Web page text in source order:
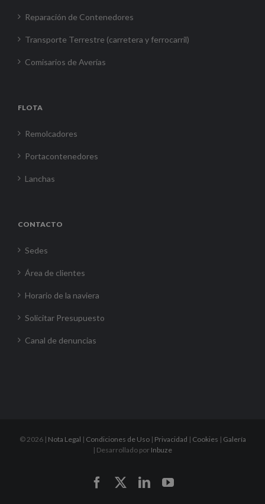
Reparación de Contenedores
Transporte Terrestre (carretera y ferrocarril)
Comisarios de Averías
FLOTA
Remolcadores
Portacontenedores
Lanchas
CONTACTO
Sedes
Área de clientes
Horario de la naviera
Solicitar Presupuesto
Canal de denuncias
©2026 | Nota Legal | Condiciones de Uso| Privacidad | Cookies | Galería
| Desarrollado por Inbuze
FacebookLinkedInYouTube